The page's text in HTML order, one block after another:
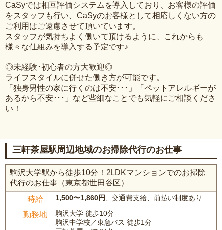
CaSyでは相互評価システムを導入しており、お客様の評価
をスタッフも行い、CaSyのお客様として相応しくない方の
ご利用はご遠慮させて頂いています。
スタッフが気持ちよく働いて頂けるように、これからも
様々な仕組みを導入する予定です♪
◎未経験･初心者の方大歓迎◎
ライフスタイルに併せた働き方が可能です。
「独身男性の家に行くのは不安･･･」「ペットアレルギーが
あるから不安･･･」など些細なことでも気軽にご相談くださ
い！
三軒茶屋駅周辺地域のお掃除代行のお仕事
駒沢大学駅から徒歩10分！2LDKマンションでのお掃除
代行のお仕事（東京都世田谷区）
時給 1,500〜1,860円、交通費支給、前払い制度あり
勤務地
駒沢大学 徒歩10分
駒沢中学校／東急バス 徒歩1分